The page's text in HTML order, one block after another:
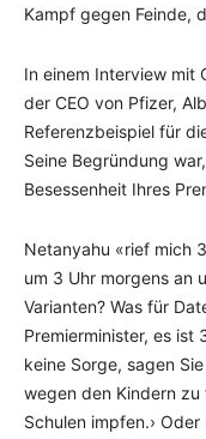
Kampf gegen Feinde,
In einem Interview mit
der CEO von Pfizer,
Referenzbeispiel für
Seine Begründung
Besessenheit Ihres
Netanyahu «rief mich
um 3 Uhr morgens an
Varianten? Was für
Premierminister, es ist
keine Sorge, sagen
wegen den Kindern
Schulen impfen.›